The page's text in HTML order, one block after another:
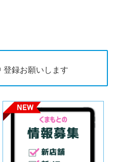
登録お願いします